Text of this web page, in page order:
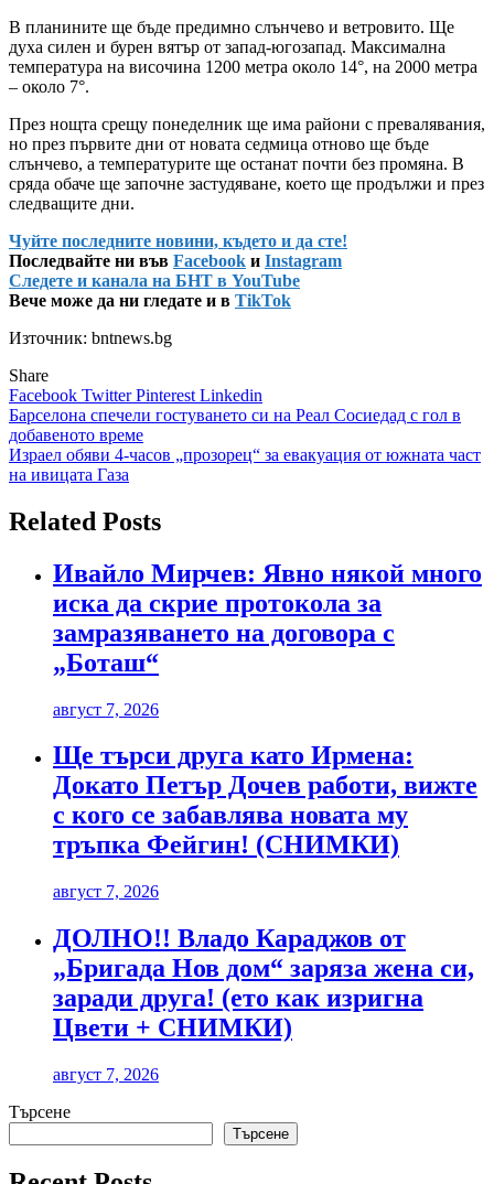
В планините ще бъде предимно слънчево и ветровито. Ще
духа силен и бурен вятър от запад-югозапад. Максимална
температура на височина 1200 метра около 14°, на 2000 метра
– около 7°.
През нощта срещу понеделник ще има райони с превалявания,
но през първите дни от новата седмица отново ще бъде
слънчево, а температурите ще останат почти без промяна. В
сряда обаче ще започне застудяване, което ще продължи и през
следващите дни.
Чуйте последните новини, където и да сте!
Последвайте ни във Facebook и Instagram
Следете и канала на БНТ в YouTube
Вече може да ни гледате и в TikTok
Източник: bntnews.bg
Share
Facebook TwitterPinterest Linkedin
Навигация
Барселона спечели гостуването си на Реал Сосиедад с гол в
добавеното време
Израел обяви 4-часов „прозорец“ за евакуация от южната част
на ивицата Газа
Related Posts
Ивайло Мирчев: Явно някой много
иска да скрие протокола за
замразяването на договора с
„Боташ“
август 7, 2026
Ще търси друга като Ирмена:
Докато Петър Дочев работи, вижте
с кого се забавлява новата му
тръпка Фейгин! (СНИМКИ)
август 7, 2026
ДОЛНО!! Владо Караджов от
„Бригада Нов дом“ заряза жена си,
заради друга! (ето как изригна
Цвети + СНИМКИ)
август 7, 2026
Търсене
Търсене